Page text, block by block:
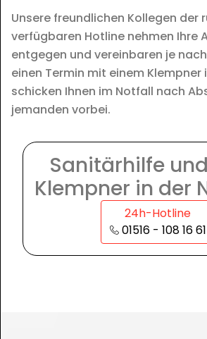
Unsere freundlichen Kollegen der
verfügbaren Hotline nehmen Ihre
entgegen und vereinbaren je
einen Termin mit einem Klempner
schicken Ihnen im Notfall nach
jemanden vorbei.
Sanitärhilfe und
Klempner in der
24h-Hotline
01516 - 108 16 61